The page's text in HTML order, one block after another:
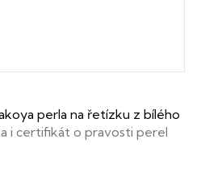
perla na řetízku z bílého
i certifikát o pravosti perel